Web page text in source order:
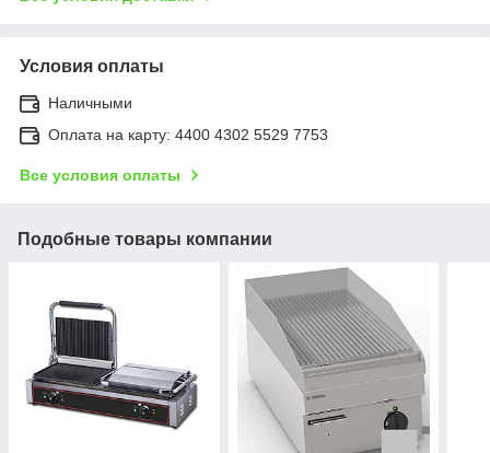
Условия оплаты
Наличными
Оплата на карту: 4400 4302 5529 7753
Все условия оплаты
Подобные товары компании